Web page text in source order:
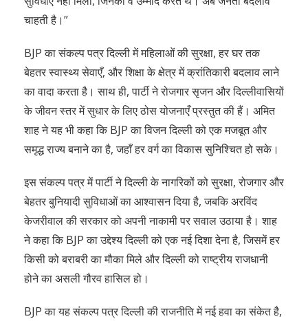
चाहती है।”
BJP का संकल्प पत्र दिल्ली में महिलाओं की सुरक्षा, हर घर तक
बेहतर स्वास्थ्य सेवाएँ, और शिक्षा के क्षेत्र में क्रांतिकारी बदलाव लाने
का वादा करता है। साथ ही, पार्टी ने रोजगार सृजन और दिल्लीवासियों
के जीवन स्तर में सुधार के लिए ठोस योजनाएँ प्रस्तुत की हैं। अमित
शाह ने यह भी कहा कि BJP का विजन दिल्ली को एक मजबूत और
समृद्ध राज्य बनाने का है, जहाँ हर वर्ग का विकास सुनिश्चित हो सके।
इस संकल्प पत्र में पार्टी ने दिल्ली के नागरिकों को सुरक्षा, रोजगार और
बेहतर बुनियादी सुविधाओं का आश्वासन दिया है, जबकि अरविंद
केजरीवाल की सरकार को अपनी नाकामी पर सवाल उठाया है। शाह
ने कहा कि BJP का उद्देश्य दिल्ली को एक नई दिशा देना है, जिसमें हर
किसी को बराबरी का मौका मिले और दिल्ली को राष्ट्रीय राजधानी
होने का असली गौरव हासिल हो।
BJP का यह संकल्प पत्र दिल्ली की राजनीति में नई हवा का संकेत है,